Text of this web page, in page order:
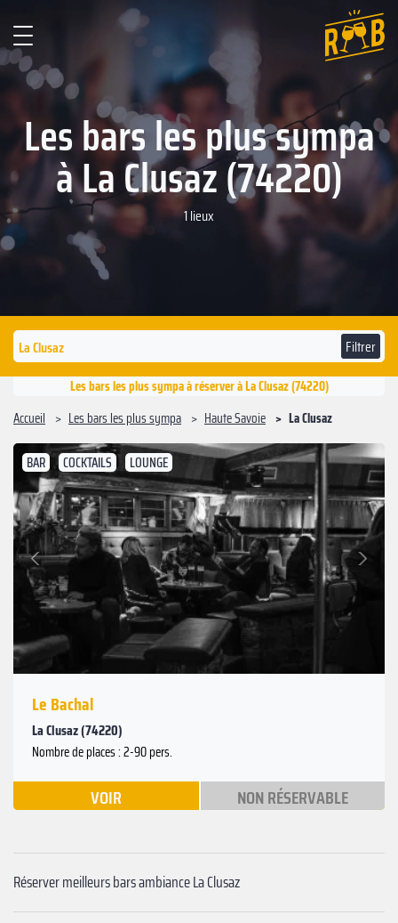
Les bars les plus sympa
à La Clusaz (74220)
1 lieux
Filtrer
Les bars les plus sympa à réserver à La Clusaz (74220)
Accueil
Les bars les plus sympa Haute Savoie La Clusaz
BAR COCKTAILS LOUNGE
Précédent
Suivant
Le Bachal
La Clusaz (74220)
Nombre de places : 2-90 pers.
VOIR NON RÉSERVABLE
Réserver meilleurs bars ambiance La Clusaz